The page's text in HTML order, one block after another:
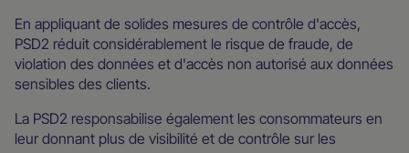
En appliquant de solides mesures de contrôle d'accès,
PSD2 réduit considérablement le risque de fraude, de
violation des données et d'accès non autorisé aux données
sensibles des clients.
La PSD2 responsabilise également les consommateurs en
leur donnant plus de visibilité et de contrôle sur les